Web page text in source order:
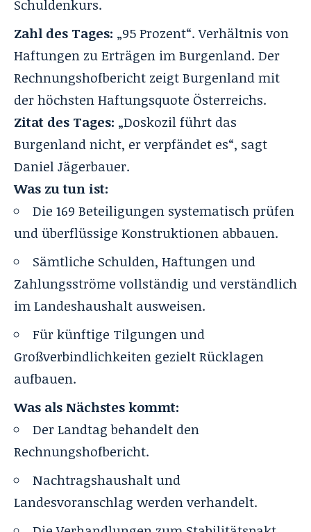
Schuldenkurs.
Zahl des Tages: „95 Prozent“. Verhältnis von
Haftungen zu Erträgen im Burgenland. Der
Rechnungshofbericht zeigt Burgenland mit
der höchsten Haftungsquote Österreichs.
Zitat des Tages: „Doskozil führt das
Burgenland nicht, er verpfändet es“, sagt
Daniel Jägerbauer.
Was zu tun ist:
Die 169 Beteiligungen systematisch prüfen
und überflüssige Konstruktionen abbauen.
Sämtliche Schulden, Haftungen und
Zahlungsströme vollständig und verständlich
im Landeshaushalt ausweisen.
Für künftige Tilgungen und
Großverbindlichkeiten gezielt Rücklagen
aufbauen.
Was als Nächstes kommt:
Der Landtag behandelt den
Rechnungshofbericht.
Nachtragshaushalt und
Landesvoranschlag werden verhandelt.